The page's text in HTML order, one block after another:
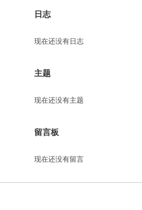
日志
现在还没有日志
主题
现在还没有主题
留言板
现在还没有留言